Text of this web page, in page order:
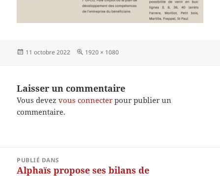
Publié
11 octobre 2022
Taille
1920 × 1080
Laisser un commentaire
Vous devezvous connecter pour publier un
commentaire.
PUBLIÉ DANS
Alphaïs propose ses bilans de